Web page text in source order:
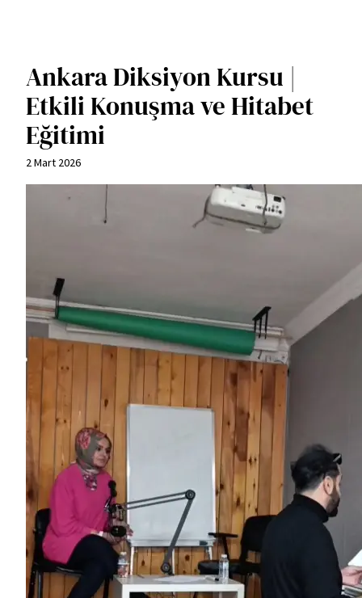
Ankara Diksiyon Kursu |
Etkili Konuşma ve Hitabet
Eğitimi
2 Mart 2026